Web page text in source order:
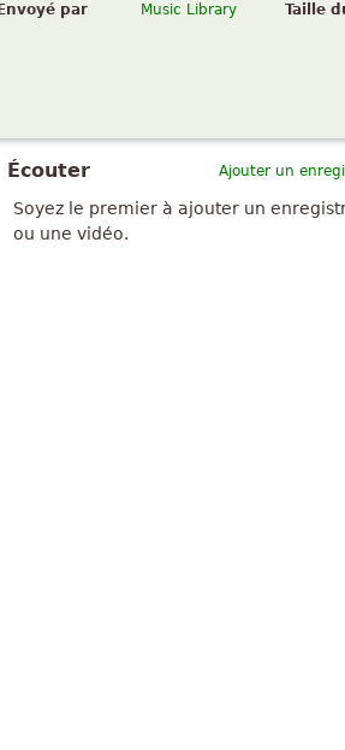
Envoyé par
Music Library Taille
Ajouter un
Écouter
Soyez le premier à ajouter un
ou une vidéo.